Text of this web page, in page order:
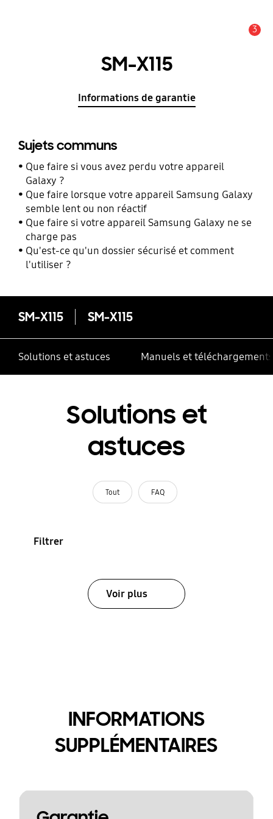
3
SM-X115
Informations de garantie
Sujets communs
Que faire si vous avez perdu votre appareil
Galaxy ?
Que faire lorsque votre appareil Samsung Galaxy
semble lent ou non réactif
Que faire si votre appareil Samsung Galaxy ne se
charge pas
Qu'est-ce qu'un dossier sécurisé et comment
l'utiliser ?
SM-X115 SM-X115
Solutions et astuces Manuels et téléchargements
Solutions et
astuces
Tout FAQ
Filtrer
Voir plus
INFORMATIONS
SUPPLÉMENTAIRES